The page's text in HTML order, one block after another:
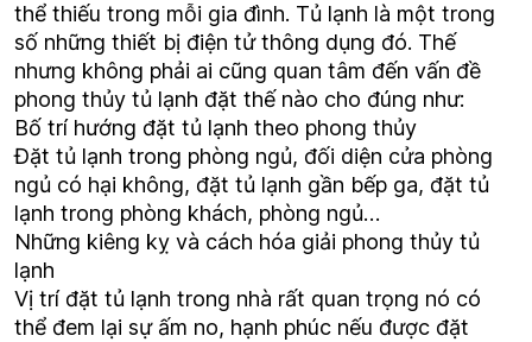
thể thiếu trong mỗi gia đình. Tủ lạnh là một trong
số những thiết bị điện tử thông dụng đó. Thế
nhưng không phải ai cũng quan tâm đến vấn đề
phong thủy tủ lạnh đặt thế nào cho đúng như:
Bố trí hướng đặt tủ lạnh theo phong thủy
Đặt tủ lạnh trong phòng ngủ, đối diện cửa phòng
ngủ có hại không, đặt tủ lạnh gần bếp ga, đặt tủ
lạnh trong phòng khách, phòng ngủ…
Những kiêng kỵ và cách hóa giải phong thủy tủ
lạnh
Vị trí đặt tủ lạnh trong nhà rất quan trọng nó có
thể đem lại sự ấm no, hạnh phúc nếu được đặt